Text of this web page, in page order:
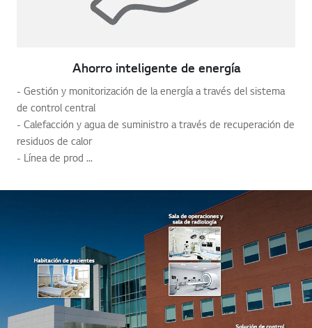
Ahorro inteligente de energía
- Gestión y monitorización de la energía a través del sistema
de control central
- Calefacción y agua de suministro a través de recuperación de
residuos de calor
- Línea de prod ...